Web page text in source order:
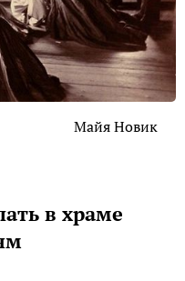
Майя Новик
в храме